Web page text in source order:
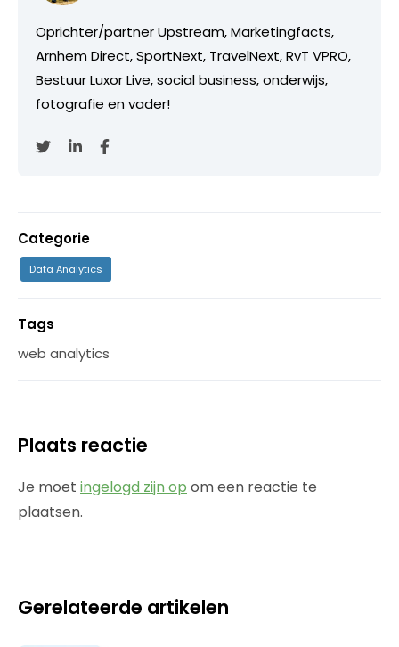
Oprichter/partner Upstream, Marketingfacts,
Arnhem Direct, SportNext, TravelNext, RvT VPRO,
Bestuur Luxor Live, social business, onderwijs,
fotografie en vader!
Categorie
Data Analytics
Tags
web analytics
Plaats reactie
Je moet ingelogd zijn op om een reactie te
plaatsen.
Gerelateerde artikelen